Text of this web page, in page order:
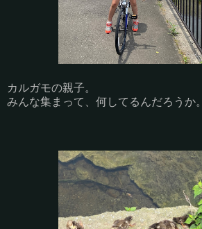
カルガモの親子。
みんな集まって、何してるんだろうか。